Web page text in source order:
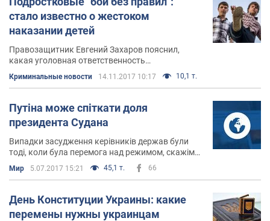
стало известно о жестоком
наказании детей
Правозащитник Евгений Захаров пояснил,
какая уголовная ответственность
Криминальные новости 14.11.2017 10:17 10,1 т.
Путіна може спіткати доля
президента Судана
Випадки засудження керівників держав були
тоді, коли була перемога над режимом, скажімо,
над нацистським, коли був Нюрнберзький
процес
Мир 5.07.2017 15:21 45,1 т. 66
День Конституции Украины: какие
перемены нужны украинцам